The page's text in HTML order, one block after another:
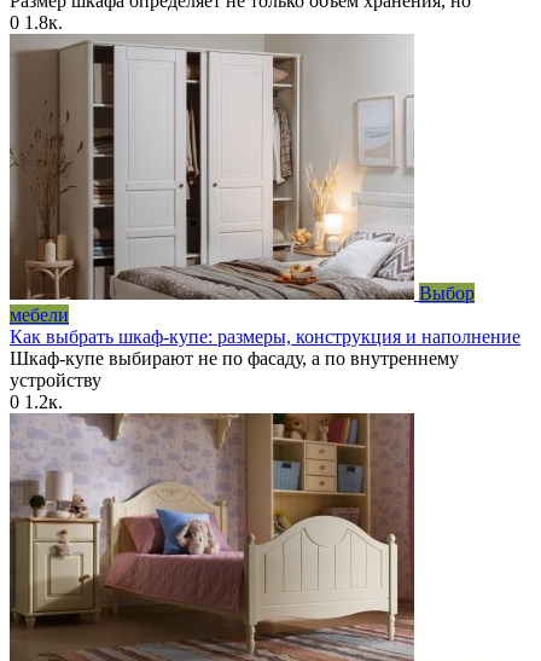
0 1.8к.
Выбор
мебели
Как выбрать шкаф-купе: размеры, конструкция и наполнение
Шкаф-купе выбирают не по фасаду, а по внутреннему
устройству
0 1.2к.